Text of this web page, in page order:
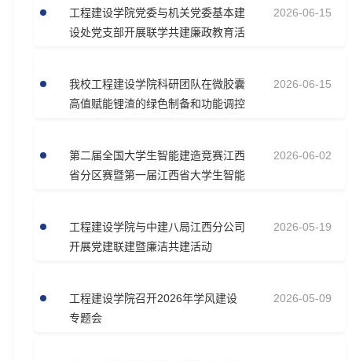
工程建设学院党委与机关党委基本建
设处党支部开展联学共建廉政教育活
2026-06-15
我校工程建设学院科研团队在微胶囊
高值赋能锂渣的绿色制备和功能调控
2026-06-15
第二届全国大学生智能建造竞赛江西
省分区赛暨第一届江西省大学生智能
2026-06-02
工程建设学院与中建八局江西分公司
开展党建联建暨廉洁共建活动
2026-05-19
工程建设学院召开2026年学风建设
专题会
2026-05-09